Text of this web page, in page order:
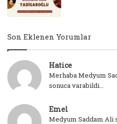
Son Eklenen Yorumlar
Hatice
Merhaba Medyum
sonuca varabildi...
Emel
Medyum Saddam